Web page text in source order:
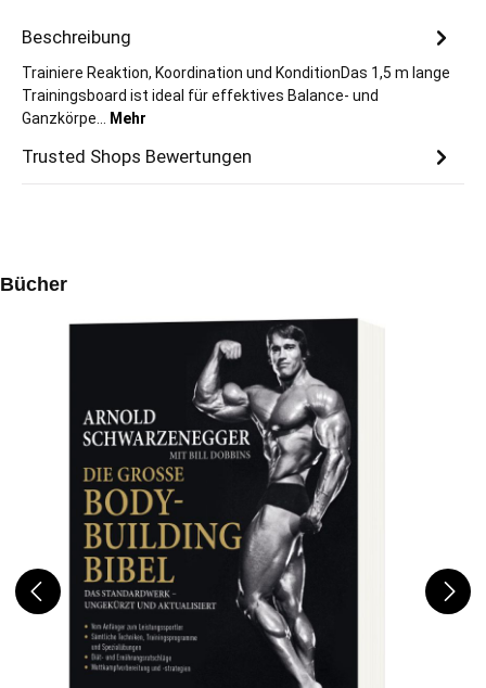
Beschreibung
Trainiere Reaktion, Koordination und KonditionDas 1,5 m lange
Trainingsboard ist ideal für effektives Balance- und
Ganzkörpe…
Mehr
Trusted Shops Bewertungen
Produktgalerie überspringen
Bücher